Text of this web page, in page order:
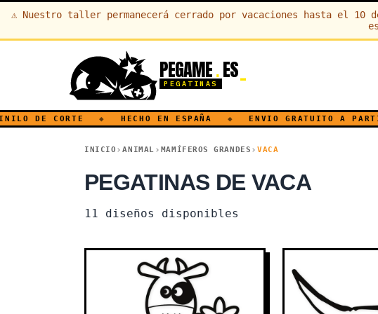
⚠ Nuestro taller permanecerá cerrado por vacaciones hasta el
PEGAME . ES
PEGATINAS
CORTE ◆ HECHO EN ESPAÑA ◆ ENVIO GRATUITO A PARTIR
INICIO ANIMAL MAMÍFEROS GRANDES VACA
PEGATINAS DE VACA
11 diseños disponibles